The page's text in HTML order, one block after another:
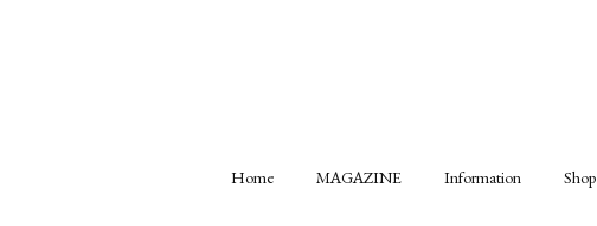
Home MAGAZINE Information Shop